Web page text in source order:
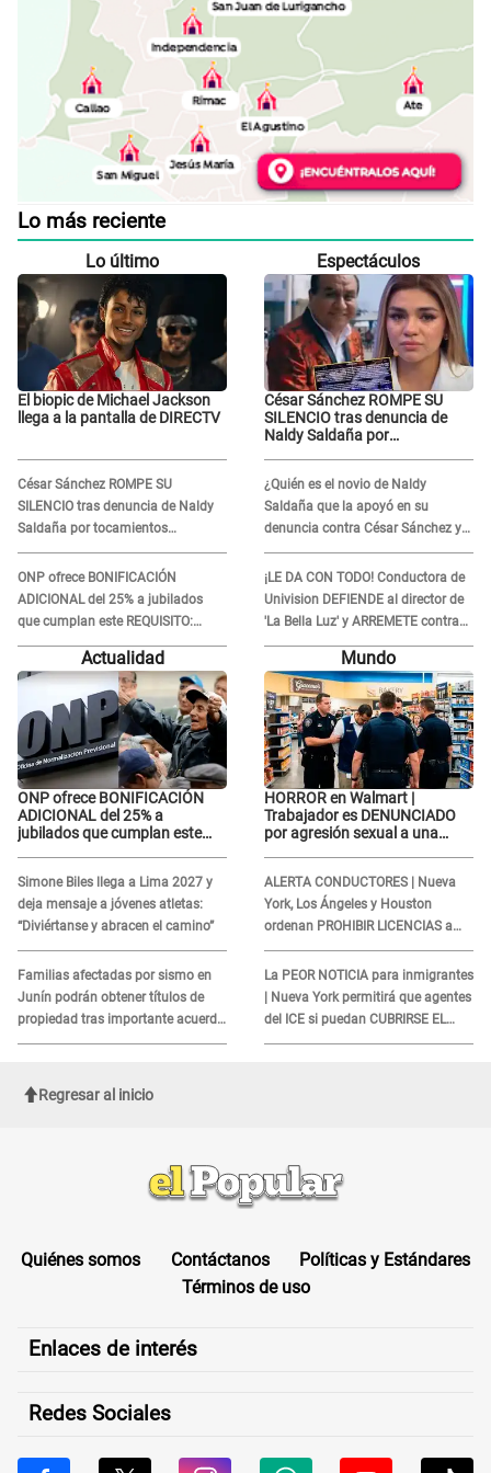
Lo más reciente
Lo último
El biopic de Michael Jackson
llega a la pantalla de DIRECTV
César Sánchez ROMPE SU
SILENCIO tras denuncia de Naldy
Saldaña por tocamientos
indebidos: "Pido respetar la
presunción de inocencia"
ONP ofrece BONIFICACIÓN
ADICIONAL del 25% a jubilados
que cumplan este REQUISITO:
revisa si accedes aquí
Espectáculos
César Sánchez ROMPE SU
SILENCIO tras denuncia de
Naldy Saldaña por
inocencia"
¿Quién es el novio de Naldy
Saldaña que la apoyó en su
denuncia contra César Sánchez y
confrontó al dueño de 'La Bella
Luz'?
¡LE DA CON TODO! Conductora de
Univision DEFIENDE al director de
'La Bella Luz' y ARREMETE contra
Naldy Saldaña: “Muchas
Actualidad
ONP ofrece BONIFICACIÓN
ADICIONAL del 25% a
jubilados que cumplan este
Simone Biles llega a Lima 2027 y
deja mensaje a jóvenes atletas:
“Diviértanse y abracen el camino”
Familias afectadas por sismo en
Junín podrán obtener títulos de
propiedad tras importante acuerdo
de Cofopri
Mundo
HORROR en Walmart |
Trabajador es DENUNCIADO
por agresión sexual a una
ALERTA CONDUCTORES | Nueva
York, Los Ángeles y Houston
ordenan PROHIBIR LICENCIAS a
quienes no presenten ESTE
DOCUMENTO
La PEOR NOTICIA para inmigrantes
| Nueva York permitirá que agentes
del ICE si puedan CUBRIRSE EL
ROSTRO
Regresar al inicio
Quiénes somos Contáctanos
Políticas y Estándares
Términos de uso
Enlaces de interés
Redes Sociales